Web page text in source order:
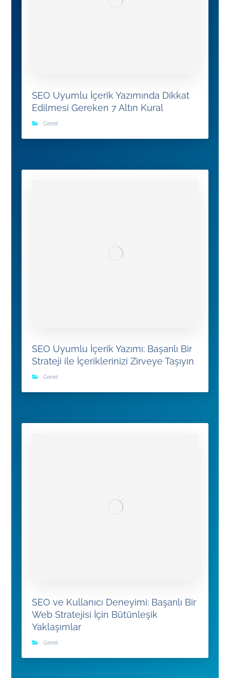
SEO Uyumlu İçerik Yazımında Dikkat
Edilmesi Gereken 7 Altın Kural
Genel
SEO Uyumlu İçerik Yazımı: Başarılı Bir
Strateji ile İçeriklerinizi Zirveye Taşıyın
Genel
SEO ve Kullanıcı Deneyimi: Başarılı Bir
Web Stratejisi İçin Bütünleşik
Yaklaşımlar
Genel